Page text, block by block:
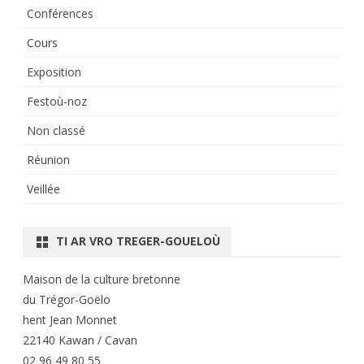
Conférences
Cours
Exposition
Festoù-noz
Non classé
Réunion
Veillée
TI AR VRO TREGER-GOUELOÙ
Maison de la culture bretonne
du Trégor-Goëlo
hent Jean Monnet
22140 Kawan / Cavan
02 96 49 80 55